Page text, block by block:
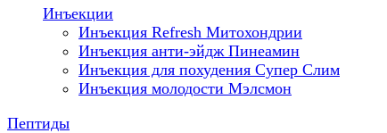
Инъекции
Инъекция Refresh Митохондрии
Инъекция анти-эйдж Пинеамин
Инъекция для похудения Супер Слим
Инъекция молодости Мэлсмон
Пептиды